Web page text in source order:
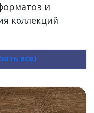
и
коллекций
все)